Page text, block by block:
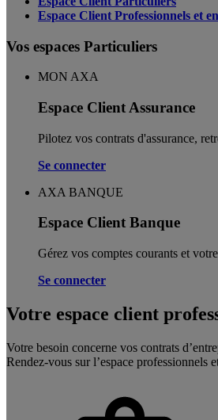
Espace Client Professionnels et
Vos espaces Particuliers
MON AXA
Espace Client Assurance
Pilotez vos contrats d'assurance,
Se connecter
AXA BANQUE
Espace Client Banque
Gérez vos comptes courants et
Se connecter
Votre espace client
Votre besoin concerne vos contrats
Rendez-vous sur l’espace professionnels